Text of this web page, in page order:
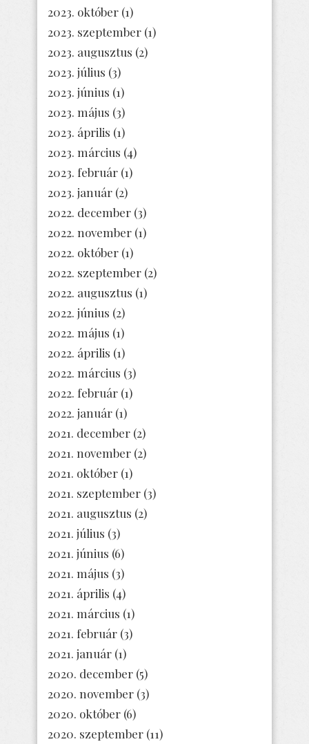
2023. október (1)
2023. szeptember (1)
2023. augusztus (2)
2023. július (3)
2023. június (1)
2023. május (3)
2023. április (1)
2023. március (4)
2023. február (1)
2023. január (2)
2022. december (3)
2022. november (1)
2022. október (1)
2022. szeptember (2)
2022. augusztus (1)
2022. június (2)
2022. május (1)
2022. április (1)
2022. március (3)
2022. február (1)
2022. január (1)
2021. december (2)
2021. november (2)
2021. október (1)
2021. szeptember (3)
2021. augusztus (2)
2021. július (3)
2021. június (6)
2021. május (3)
2021. április (4)
2021. március (1)
2021. február (3)
2021. január (1)
2020. december (5)
2020. november (3)
2020. október (6)
2020. szeptember (11)